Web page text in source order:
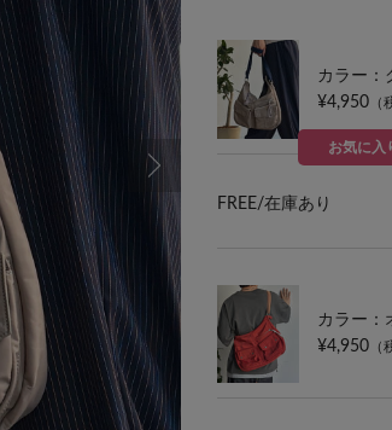
カラー：
¥4,950 （
FREE/在庫あり
お気に入
カラー：
¥4,950 （